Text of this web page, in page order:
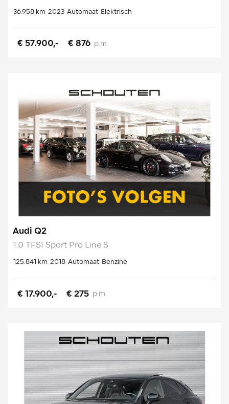
36.958 km 2023 Automaat Elektrisch
€ 57.900,- € 876 p.m.
Audi Q2
1.0 TFSI Sport Pro Line S
125.841 km 2018 Automaat Benzine
€ 17.900,- € 275 p.m.